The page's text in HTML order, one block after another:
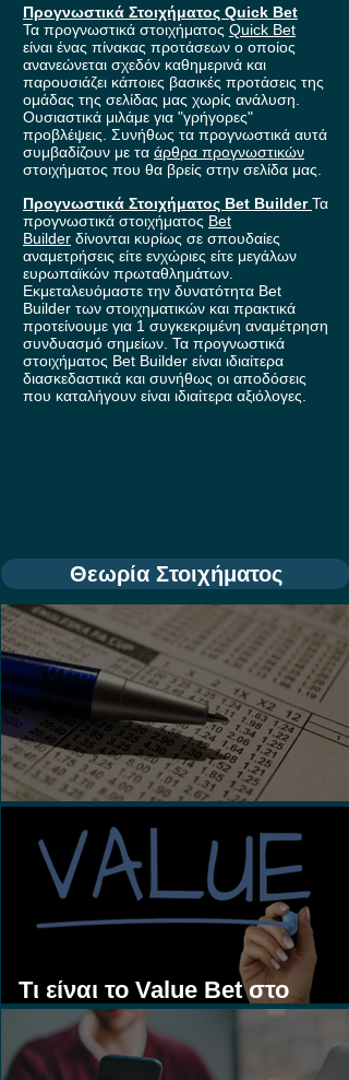
Προγνωστικά Στοιχήματος Quick Bet
Τα προγνωστικά στοιχήματος Quick Bet
είναι ένας πίνακας προτάσεων ο οποίος
ανανεώνεται σχεδόν καθημερινά και
παρουσιάζει κάποιες βασικές προτάσεις της
ομάδας της σελίδας μας χωρίς ανάλυση.
Ουσιαστικά μιλάμε για "γρήγορες"
προβλέψεις. Συνήθως τα προγνωστικά αυτά
συμβαδίζουν με τα άρθρα προγνωστικών
στοιχήματος που θα βρείς στην σελίδα μας.
Προγνωστικά Στοιχήματος Bet BuilderΤα
προγνωστικά στοιχήματος Bet
Builder δίνονται κυρίως σε σπουδαίες
αναμετρήσεις είτε ενχώριες είτε μεγάλων
ευρωπαϊκών πρωταθλημάτων.
Εκμεταλευόμαστε την δυνατότητα Bet
Builder των στοιχηματικών και πρακτικά
προτείνουμε για 1 συγκεκριμένη αναμέτρηση
συνδυασμό σημείων. Τα προγνωστικά
στοιχήματος Bet Builder είναι ιδιαίτερα
διασκεδαστικά και συνήθως οι αποδόσεις
που καταλήγουν είναι ιδιαίτερα αξιόλογες.
Θεωρία Στοιχήματος
Τι είναι τα Ασιατικά Χάντικαπ;
Τι είναι το Value Bet στο
Στοίχημα;